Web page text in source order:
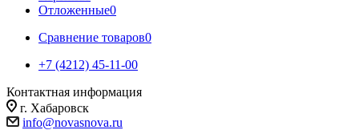
Отложенные0
Сравнение товаров0
+7 (4212) 45-11-00
Контактная информация
г. Хабаровск
info@novasnova.ru